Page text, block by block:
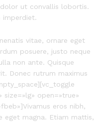
ut convallis lobortis.
imperdiet.
vitae, ornare eget
posuere, justo neque
non ante. Quisque
Donec rutrum maximus
open=»true»
eros nibh,
eget magna. Etiam mattis,